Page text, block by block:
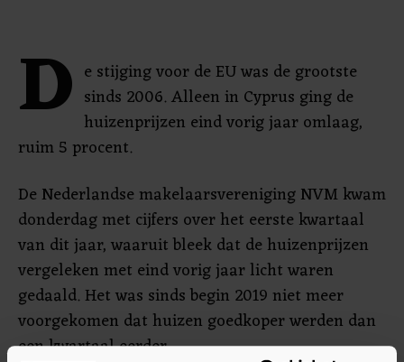
D e stijging voor de EU was de grootste
sinds 2006. Alleen in Cyprus ging de
huizenprijzen eind vorig jaar omlaag,
ruim 5 procent.
De Nederlandse makelaarsvereniging NVM kwam
donderdag met cijfers over het eerste kwartaal
van dit jaar, waaruit bleek dat de huizenprijzen
vergeleken met eind vorig jaar licht waren
gedaald. Het was sinds begin 2019 niet meer
voorgekomen dat huizen goedkoper werden dan
een kwartaal eerder.